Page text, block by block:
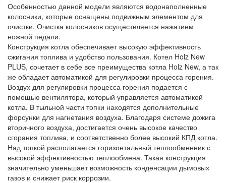
Особенностью данной модели являются водонаполненные
колосники, которые оснащены подвижным элементом для
очистки. Очистка колосников осуществляется нажатием
ножной педали.
Конструкция котла обеспечивает высокую эффективность
сжигания топлива и удобство пользования. Котел Holz New
PLUS, сочетает в себе все преимущества котла Holz New, а так
же обладает автоматикой для регулировки процесса горения.
Воздух для регулировки процесса горения подается с
помощью вентилятора, который управляется автоматикой
котла. В тыльной части топки находятся дополнительные
форсунки для нагнетания воздуха. Благодаря системе дожига
вторичного воздуха, достигается очень высокое качество
сгорания топлива, и соответственно более высокий КПД котла.
Над топкой располагается горизонтальный теплообменник с
высокой эффективностью теплообмена. Такая конструкция
значительно уменьшает возможность конденсации дымовых
газов и снижает риск коррозии.